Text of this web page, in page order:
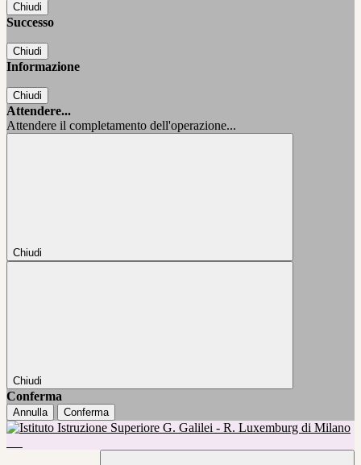
Chiudi
Successo
Chiudi
Informazione
Chiudi
Attendere...
Attendere il completamento dell'operazione...
Chiudi
Chiudi
Conferma
Annulla Conferma